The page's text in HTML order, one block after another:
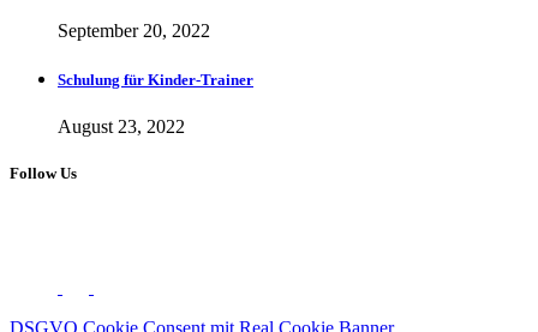
September 20, 2022
Schulung für Kinder-Trainer
August 23, 2022
Follow Us